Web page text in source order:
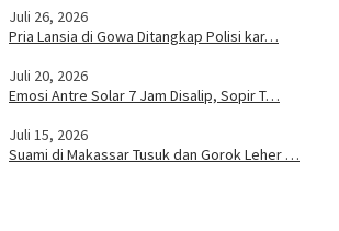
Juli 26, 2026
Pria Lansia di Gowa Ditangkap Polisi kar…
Juli 20, 2026
Emosi Antre Solar 7 Jam Disalip, Sopir T…
Juli 15, 2026
Suami di Makassar Tusuk dan Gorok Leher …